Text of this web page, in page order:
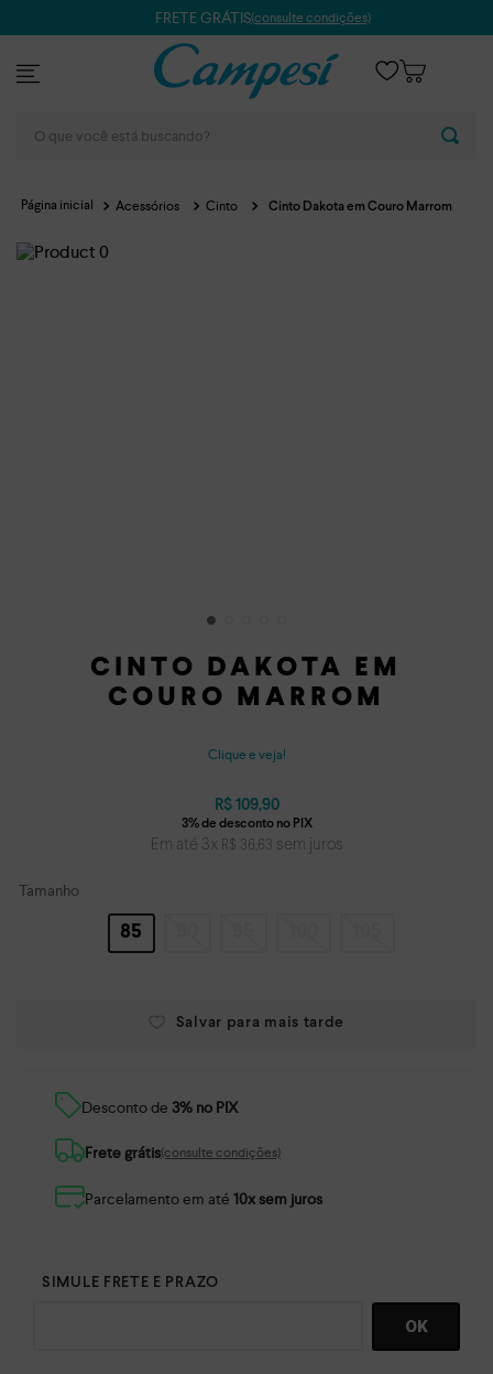
FRETE GRÁTIS(consulte condições)
Acessórios Cinto Cinto Dakota em Couro Marrom
CINTO DAKOTA EM
COURO MARROM
Clique e veja!
R$ 109,90
Em até 3x R$ 36,63 sem juros
Tamanho
85
Desconto de 3% no PIX
Frete grátis(consulte condições)
Parcelamento em até 10x sem juros